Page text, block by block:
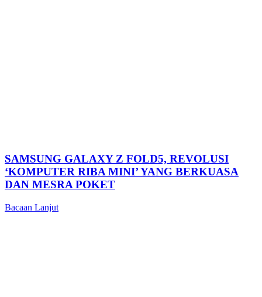
SAMSUNG GALAXY Z FOLD5, REVOLUSI
‘KOMPUTER RIBA MINI’ YANG BERKUASA
DAN MESRA POKET
Bacaan Lanjut